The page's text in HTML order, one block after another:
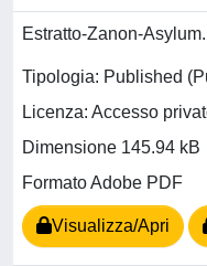
Estratto-Zanon-
Tipologia: Published
Licenza: Accesso
Dimensione 145.94 kB
Formato Adobe PDF
Visualizza/Apri